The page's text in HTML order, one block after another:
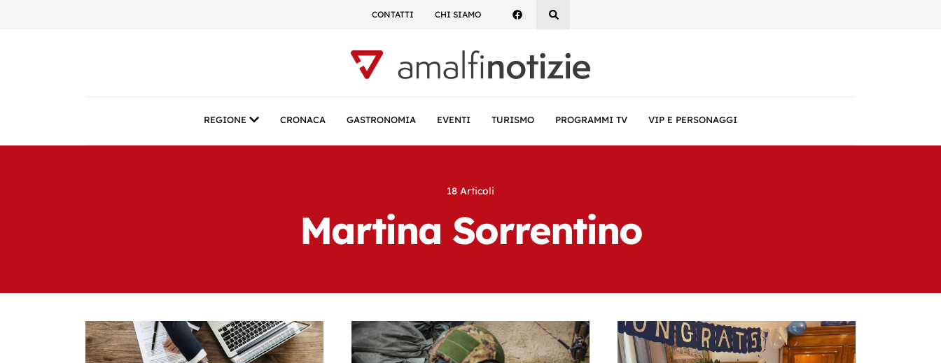
CONTATTI CHI SIAMO
REGIONE CRONACA GASTRONOMIA EVENTI TURISMO PROGRAMMI TV VIP E PERSONAGGI
18 Articoli
Martina Sorrentino